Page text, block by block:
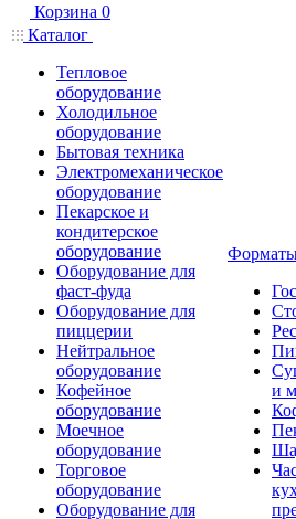
Корзина 0
Каталог
Тепловое
оборудование
Холодильное
оборудование
Бытовая техника
Электромеханическое
оборудование
Пекарское и
кондитерское
оборудование
Оборудование для
фаст-фуда
Оборудование для
пиццерии
Нейтральное
оборудование
Кофейное
оборудование
Моечное
оборудование
Торговое
оборудование
Оборудование для
и